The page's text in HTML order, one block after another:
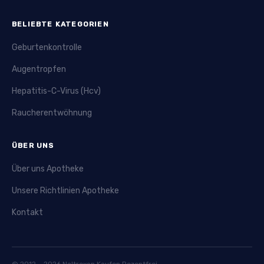
BELIEBTE KATEGORIEN
Geburtenkontrolle
Augentropfen
Hepatitis-C-Virus (Hcv)
Raucherentwöhnung
ÜBER UNS
Über uns Apotheke
Unsere Richtlinien Apotheke
Kontakt